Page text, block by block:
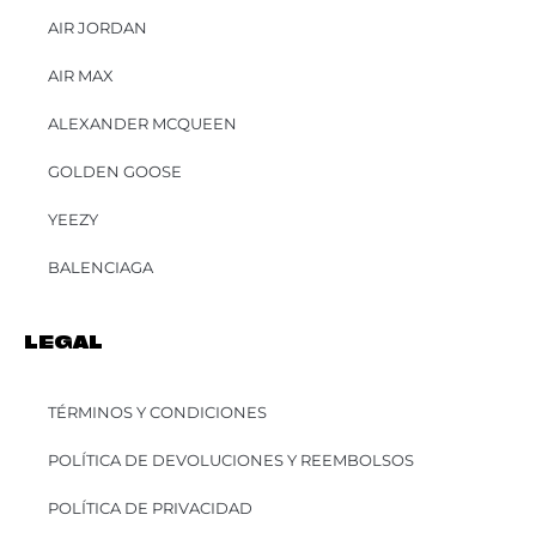
AIR JORDAN
AIR MAX
ALEXANDER MCQUEEN
GOLDEN GOOSE
YEEZY
BALENCIAGA
LEGAL
TÉRMINOS Y CONDICIONES
POLÍTICA DE DEVOLUCIONES Y REEMBOLSOS
POLÍTICA DE PRIVACIDAD